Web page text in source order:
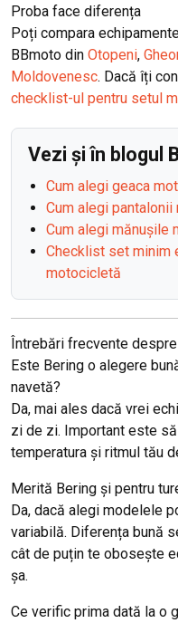
Proba face diferența
Poți compara
BBmoto din Otopeni,
Moldovenesc. Dacă îți
checklist-ul pentru setul
Vezi și în blogul
Cum alegi geaca
Cum alegi
Cum alegi mănușile
Checklist set minim
motocicletă
Întrebări frecvente
Este Bering o alegere
navetă?
Da, mai ales dacă vrei
zi de zi. Important este
temperatura și ritmul tău
Merită Bering și pentru
Da, dacă alegi modelele
variabilă. Diferența bună
cât de puțin te obosește
șa.
Ce verific prima dată la o